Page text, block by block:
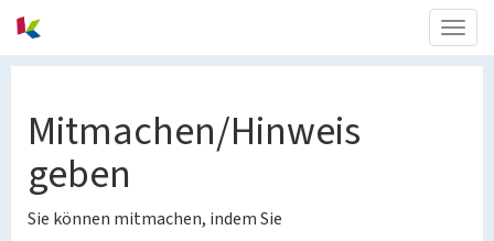
Mitmachen/Hinweis
geben
Sie können mitmachen, indem Sie